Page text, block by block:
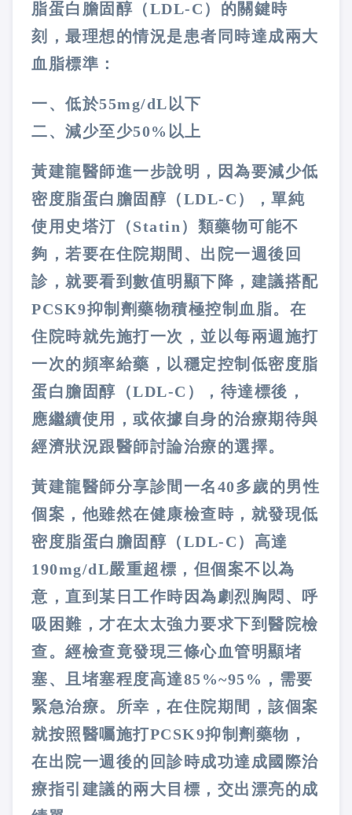
脂蛋白膽固醇（LDL-C）的關鍵時
刻，最理想的情況是患者同時達成兩大
血脂標準：
一、低於55mg/dL以下
二、減少至少50%以上
黃建龍醫師進一步說明，因為要減少低
密度脂蛋白膽固醇（LDL-C），單純
使用史塔汀（Statin）類藥物可能不
夠，若要在住院期間、出院一週後回
診，就要看到數值明顯下降，建議搭配
PCSK9抑制劑藥物積極控制血脂。在
住院時就先施打一次，並以每兩週施打
一次的頻率給藥，以穩定控制低密度脂
蛋白膽固醇（LDL-C），待達標後，
應繼續使用，或依據自身的治療期待與
經濟狀況跟醫師討論治療的選擇。
黃建龍醫師分享診間一名40多歲的男性
個案，他雖然在健康檢查時，就發現低
密度脂蛋白膽固醇（LDL-C）高達
190mg/dL嚴重超標，但個案不以為
意，直到某日工作時因為劇烈胸悶、呼
吸困難，才在太太強力要求下到醫院檢
查。經檢查竟發現三條心血管明顯堵
塞、且堵塞程度高達85%~95%，需要
緊急治療。所幸，在住院期間，該個案
就按照醫囑施打PCSK9抑制劑藥物，
在出院一週後的回診時成功達成國際治
療指引建議的兩大目標，交出漂亮的成